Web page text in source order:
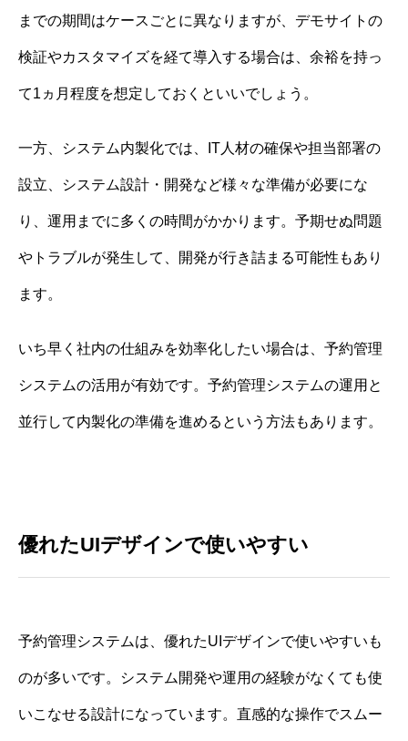
までの期間はケースごとに異なりますが、デモサイトの
検証やカスタマイズを経て導入する場合は、余裕を持っ
て1ヵ月程度を想定しておくといいでしょう。
一方、システム内製化では、IT人材の確保や担当部署の
設立、システム設計・開発など様々な準備が必要にな
り、運用までに多くの時間がかかります。予期せぬ問題
やトラブルが発生して、開発が行き詰まる可能性もあり
ます。
いち早く社内の仕組みを効率化したい場合は、予約管理
システムの活用が有効です。予約管理システムの運用と
並行して内製化の準備を進めるという方法もあります。
優れたUIデザインで使いやすい
予約管理システムは、優れたUIデザインで使いやすいも
のが多いです。システム開発や運用の経験がなくても使
いこなせる設計になっています。直感的な操作でスムー